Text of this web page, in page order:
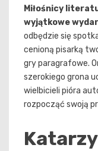
Miłośnicy
wyjątkowe
odbędzie się
cenioną pisarką
gry paragrafowe.
szerokiego grona
wielbicieli pióra
rozpocząć swoją